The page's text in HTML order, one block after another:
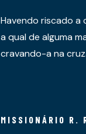
Havendo riscado a
a qual de alguma
cravando-a na cruz.
MISSIONÁRIO R.